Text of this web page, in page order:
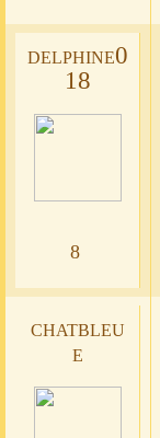
delphine0
18
8
chatbleu
e